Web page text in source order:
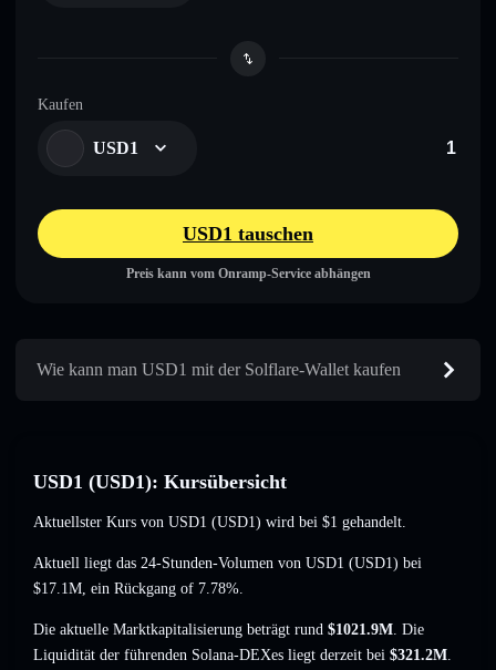
Kaufen
USD1
USD1 tauschen
Preis kann vom Onramp-Service abhängen
Wie kann man USD1 mit der Solflare-Wallet kaufen
USD1 (USD1): Kursübersicht
Aktuellster Kurs von USD1 (USD1) wird bei $1 gehandelt.
Aktuell liegt das 24-Stunden-Volumen von USD1 (USD1) bei
$17.1M, ein Rückgang of 7.78%.
Die aktuelle Marktkapitalisierung beträgt rund $1021.9M. Die
Liquidität der führenden Solana-DEXes liegt derzeit bei $321.2M.